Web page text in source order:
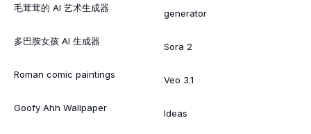
毛茸茸的 AI 艺术生成器
多巴胺女孩 AI 生成器
Roman comic paintings
Goofy Ahh Wallpaper
generator
Sora 2
Veo 3.1
Ideas